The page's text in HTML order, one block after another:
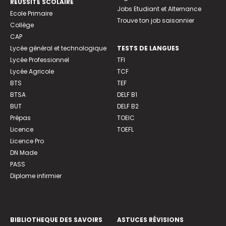
Ecole Primaire
Collège
CAP
Lycée général et technologique
Lycée Professionnel
Lycée Agricole
BTS
BTSA
BUT
Prépas
Licence
Licence Pro
DN Made
PASS
Diplome infirmier
Jobs Etudiant et Alternance
Trouve ton job saisonnier
TESTS DE LANGUES
TFI
TCF
TEF
DELF B1
DELF B2
TOEIC
TOEFL
BIBLIOTHEQUE DES SAVOIRS
ASTUCES RÉVISIONS